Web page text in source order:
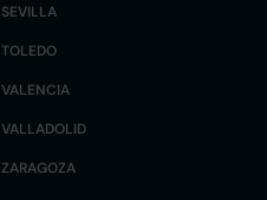
SEVILLA
TOLEDO
VALENCIA
VALLADOLID
ZARAGOZA